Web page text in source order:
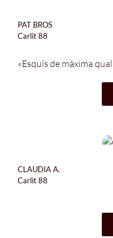
PAT BROS
Carlit 88
«Esquís de màxima
CLAUDIA A.
Carlit 88